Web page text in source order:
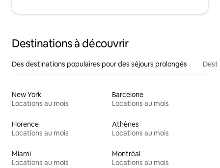
Destinations à découvrir
Des destinations populaires pour des séjours prolongés
New York
Locations au mois
Barcelone
Locations au mois
Florence
Locations au mois
Athènes
Locations au mois
Miami
Locations au mois
Montréal
Locations au mois